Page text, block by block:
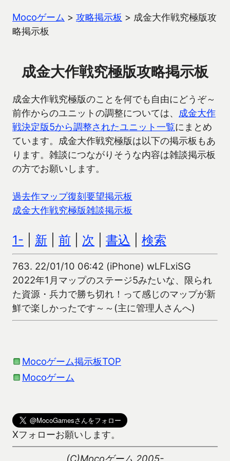
Mocoゲーム > 攻略掲示板 > 成金大作戦究極版攻
略掲示板
成金大作戦究極版攻略掲示板
成金大作戦究極版のことを何でも自由にどうぞ～
前作からのユニットの調整については、 成金大作
戦決定版5から調整されたユニット一覧にまとめ
ています。成金大作戦究極版は以下の掲示板もあ
ります。雑談につながりそうな内容は雑談掲示板
の方でお願いします。
過去作マップ復刻要望掲示板
成金大作戦究極版雑談掲示板
1- 新 前 次 書込 検索
763. 22/01/10 06:42 (iPhone) wLFLxiSG
2022年1月マップのステージ5みたいな、限られ
た資源・兵力で勝ち切れ！って感じのマップが新
鮮で楽しかったです～～(主に管理人さんへ)
Mocoゲーム掲示板TOP
Mocoゲーム
Xフォローお願いします。
(C)Mocoゲーム 2005-